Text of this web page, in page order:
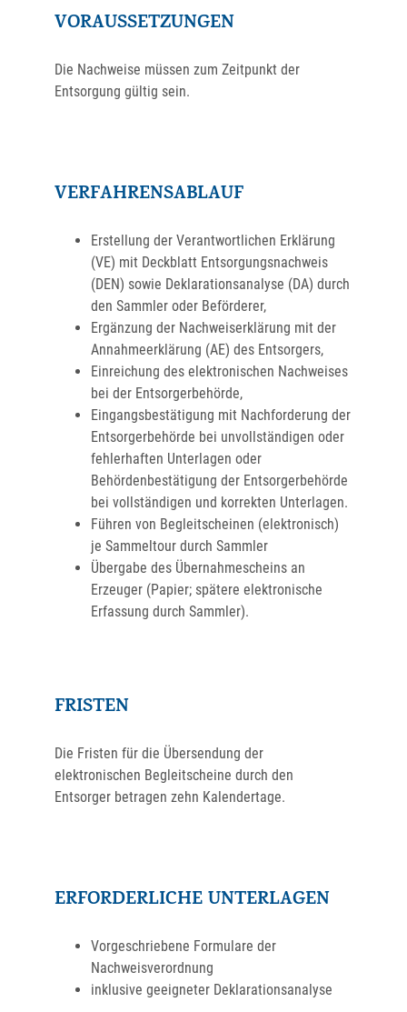
VORAUSSETZUNGEN
Die Nachweise müssen zum Zeitpunkt der
Entsorgung gültig sein.
VERFAHRENSABLAUF
Erstellung der Verantwortlichen Erklärung
(VE) mit Deckblatt Entsorgungsnachweis
(DEN) sowie Deklarationsanalyse (DA) durch
den Sammler oder Beförderer,
Ergänzung der Nachweiserklärung mit der
Annahmeerklärung (AE) des Entsorgers,
Einreichung des elektronischen Nachweises
bei der Entsorgerbehörde,
Eingangsbestätigung mit Nachforderung der
Entsorgerbehörde bei unvollständigen oder
fehlerhaften Unterlagen oder
Behördenbestätigung der Entsorgerbehörde
bei vollständigen und korrekten Unterlagen.
Führen von Begleitscheinen (elektronisch)
je Sammeltour durch Sammler
Übergabe des Übernahmescheins an
Erzeuger (Papier; spätere elektronische
Erfassung durch Sammler).
FRISTEN
Die Fristen für die Übersendung der
elektronischen Begleitscheine durch den
Entsorger betragen zehn Kalendertage.
ERFORDERLICHE UNTERLAGEN
Vorgeschriebene Formulare der
Nachweisverordnung
inklusive geeigneter Deklarationsanalyse